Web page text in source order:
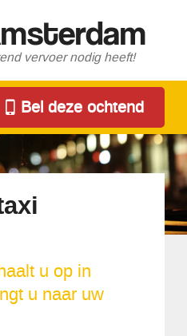
vervoer nodig heeft!
Bel deze ochtend
u op in
u naar uw